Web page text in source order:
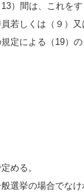
）間は、これをす
若しくは（９）
定による（19）
める。
選挙の場合でなけ